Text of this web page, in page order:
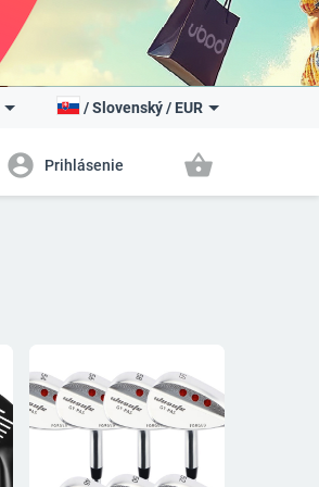
/Slovenský/ EUR
account_circle Prihlásenie shopping_basket